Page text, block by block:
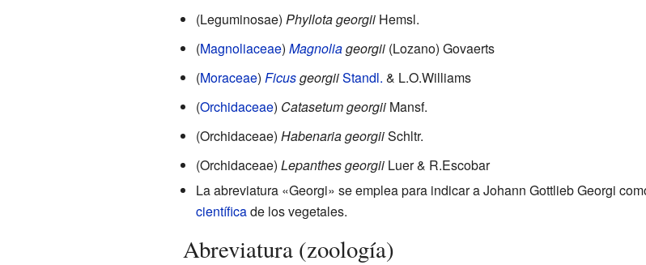
(Leguminosae) Phyllota georgii Hemsl.
(Magnoliaceae) Magnoliageorgii (Lozano) Govaerts
(Moraceae) FicusgeorgiiStandl. & L.O.Williams
(Orchidaceae) Catasetum georgii Mansf.
(Orchidaceae) Habenaria georgiiSchltr.
(Orchidaceae) Lepanthes georgii Luer & R.Escobar
La abreviatura «Georgi» se emplea para indicar a Johann Gottlieb Georgi
científicade los vegetales.
Abreviatura (zoología)